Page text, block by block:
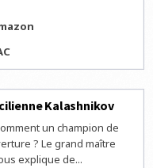
Kalashnikov
un champion de
? Le grand maître
explique de...